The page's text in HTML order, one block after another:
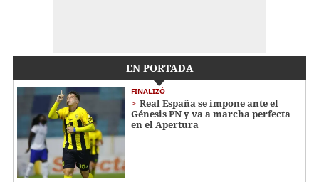
EN PORTADA
FINALIZÓ
Real España se impone ante el
Génesis PN y va a marcha perfecta
en el Apertura